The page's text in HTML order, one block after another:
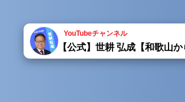
YouTubeチャンネル
【公式】世耕 弘成【和歌山か